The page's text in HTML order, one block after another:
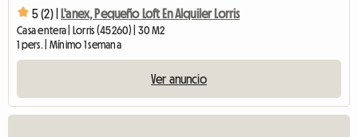
5 (2) | L'anex, Pequeño Loft En Alquiler Lorris
Casa entera | Lorris (45260) | 30 M2
1 pers. | Mínimo 1 semana
Ver anuncio